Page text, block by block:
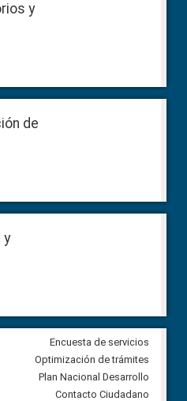
y
de
y
Veeduría para vigilar los
derivados de la Audiencia
comunidad Urbina, parroquia
Carolina
Encuesta de servicios
Optimización de trámites
Plan Nacional Desarrollo
Contacto Ciudadano